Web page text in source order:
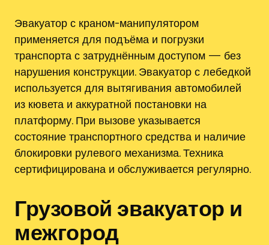
Эвакуатор с краном-манипулятором
применяется для подъёма и погрузки
транспорта с затруднённым доступом — без
нарушения конструкции. Эвакуатор с лебедкой
используется для вытягивания автомобилей
из кювета и аккуратной постановки на
платформу. При вызове указывается
состояние транспортного средства и наличие
блокировки рулевого механизма. Техника
сертифицирована и обслуживается регулярно.
Грузовой эвакуатор и
межгород